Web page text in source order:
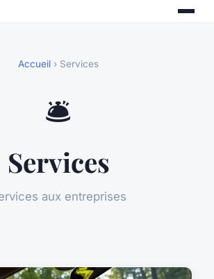
Accueil › Services
🛎️
Services
aux entreprises